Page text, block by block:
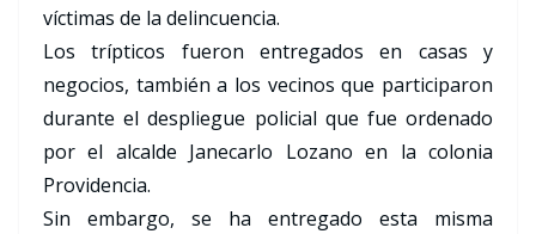
víctimas de la delincuencia.
Los trípticos fueron entregados en casas y
negocios, también a los vecinos que participaron
durante el despliegue policial que fue ordenado
por el alcalde Janecarlo Lozano en la colonia
Providencia.
Sin embargo, se ha entregado esta misma